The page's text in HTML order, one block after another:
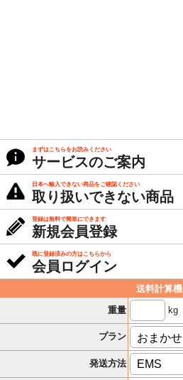
まずはこちらをお読みください
サービスのご案内
日本へ輸入できない商品をご確認ください
取り扱いできない商品
登録は無料で簡単にできます
新規会員登録
既に登録済みの方はこちらから
会員ログイン
送料計算機
重量
kg
プラン
発送方法